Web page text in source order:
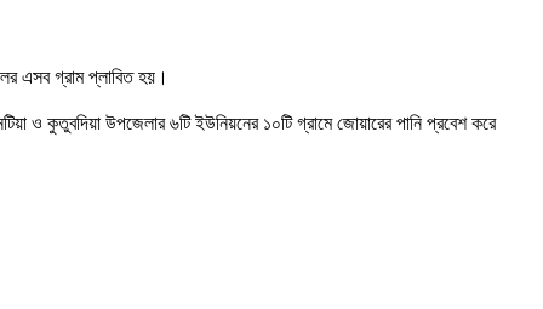
এসব গ্রাম প্লাবিত হয়।
ও কুতুবদিয়া উপজেলার ৬টি ইউনিয়নের ১০টি গ্রামে জোয়ারের পানি প্রবেশ করে